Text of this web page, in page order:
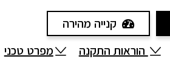
קנייה מהירה
הוראות התקנה מפרט טכני